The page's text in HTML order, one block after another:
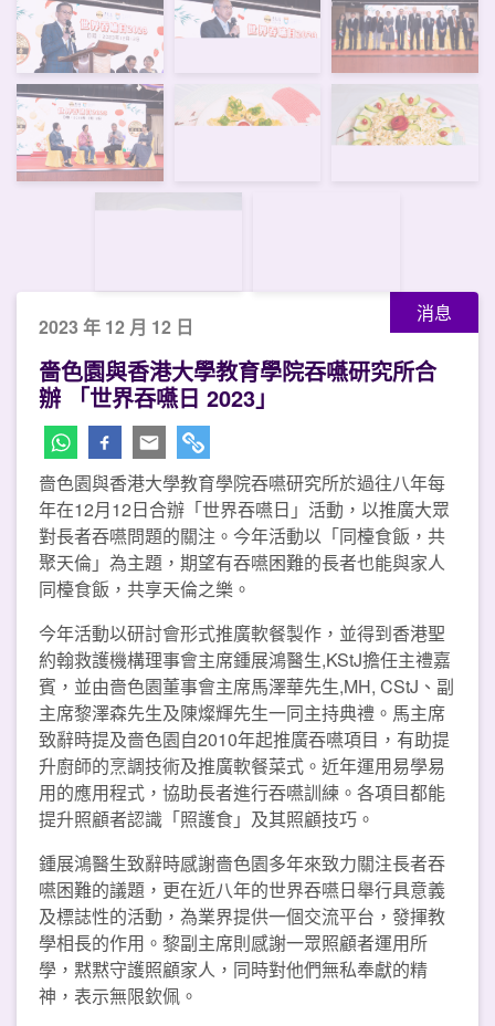
消息
2023 年 12 月 12 日
嗇色園與香港大學教育學院吞嚥研究所合
辦 「世界吞嚥日 2023」
嗇色園與香港大學教育學院吞嚥研究所於過往八年每
年在12月12日合辦「世界吞嚥日」活動，以推廣大眾
對長者吞嚥問題的關注。今年活動以「同檯食飯，共
聚天倫」為主題，期望有吞嚥困難的長者也能與家人
同檯食飯，共享天倫之樂。
今年活動以研討會形式推廣軟餐製作，並得到香港聖
約翰救護機構理事會主席鍾展鴻醫生,KStJ擔任主禮嘉
賓，並由嗇色園董事會主席馬澤華先生,MH, CStJ、副
主席黎澤森先生及陳燦輝先生一同主持典禮。馬主席
致辭時提及嗇色園自2010年起推廣吞嚥項目，有助提
升廚師的烹調技術及推廣軟餐菜式。近年運用易學易
用的應用程式，協助長者進行吞嚥訓練。各項目都能
提升照顧者認識「照護食」及其照顧技巧。
鍾展鴻醫生致辭時感謝嗇色園多年來致力關注長者吞
嚥困難的議題，更在近八年的世界吞嚥日舉行具意義
及標誌性的活動，為業界提供一個交流平台，發揮教
學相長的作用。黎副主席則感謝一眾照顧者運用所
學，黙黙守護照顧家人，同時對他們無私奉獻的精
神，表示無限欽佩。